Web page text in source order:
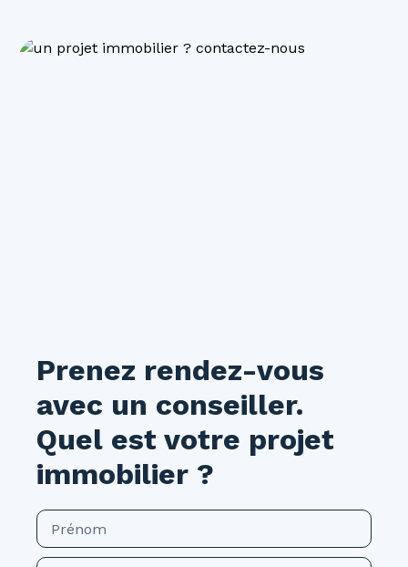
organiser une visite et découvrir votre futur
Prenez rendez-vous
avec un conseiller.
Quel est votre projet
immobilier ?
Prénom